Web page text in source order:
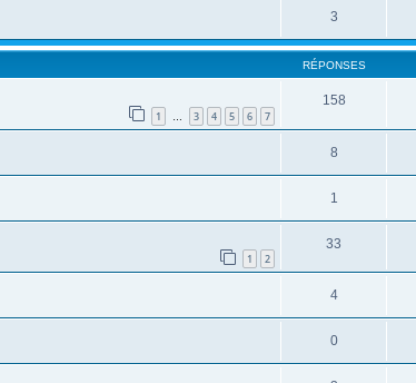
3
RÉPONSES
1 … 3 4 5 6 7
158
8
1
1 2
33
4
0